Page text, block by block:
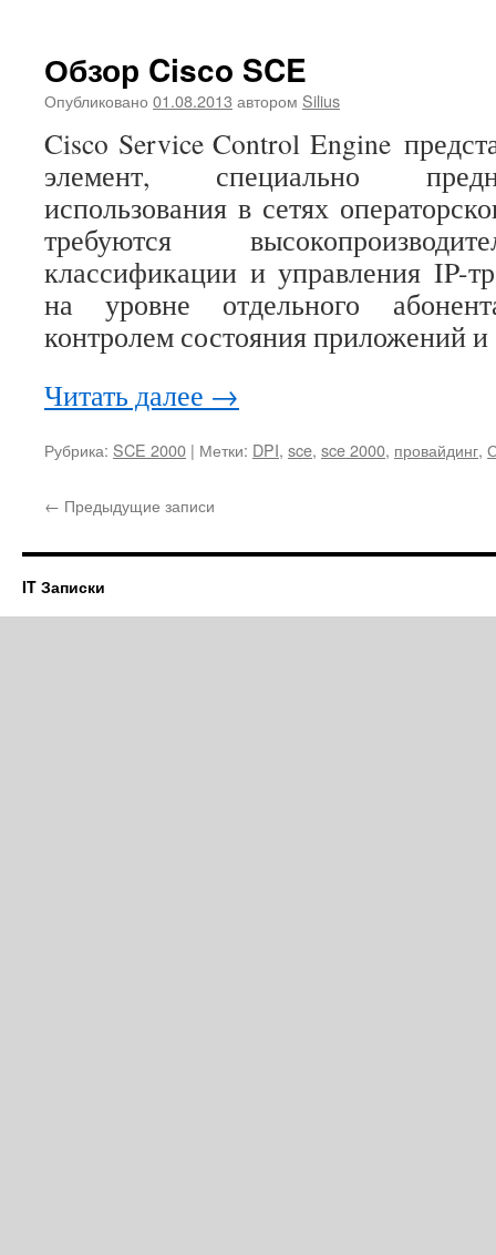
Обзор Cisco SCE
Опубликовано 01.08.2013 автором Silius
Cisco Service Control Engine
элемент, специально
использования в сетях
требуются
классификации и управления IP-
на уровне отдельного
контролем состояния приложений и
Читать далее →
Рубрика: SCE 2000 | Метки: DPI, sce, sce 2000, провайдинг,
← Предыдущие записи
IT Записки